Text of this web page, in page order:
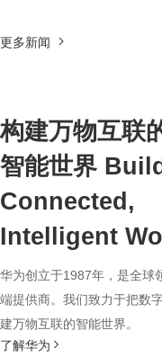
更多新闻
构建万物互联
智能世界
Connected,
Intelligent
华为创立于1987年，是全球
端提供商。我们致力于把数
建万物互联的智能世界。
了解华为